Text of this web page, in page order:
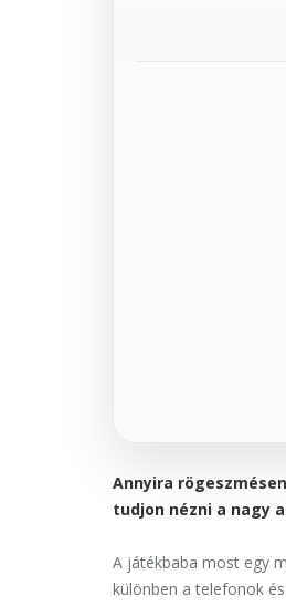
Annyira
tudjon nézni a nagy
A játékbaba most egy
különben a telefonok